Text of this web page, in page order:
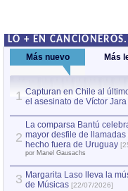
LO + EN
Más nuevo Más
1 Capturan en Chile al
el asesinato de Víctor Jara
2
La comparsa Bantú
mayor desfile de
hecho fuera de Uruguay
por Manel Gausachs
3 Margarita Laso lleva la
de Músicas [22/07/2026]